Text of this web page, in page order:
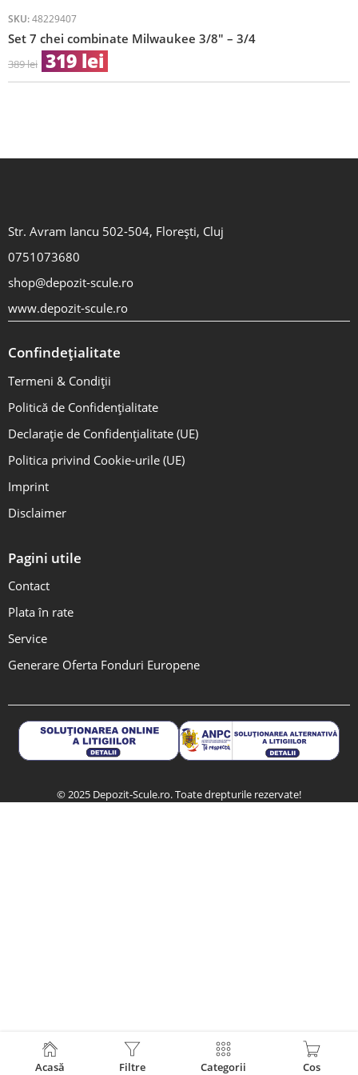
SKU: 48229407
Set 7 chei combinate Milwaukee 3/8″ – 3/4
389lei 319 lei
Str. Avram Iancu 502-504, Florești, Cluj
0751073680
shop@depozit-scule.ro
www.depozit-scule.ro
Confindețialitate
Termeni & Condiții
Politică de Confidențialitate
Declarație de Confidențialitate (UE)
Politica privind Cookie-urile (UE)
Imprint
Disclaimer
Pagini utile
Contact
Plata în rate
Service
Generare Oferta Fonduri Europene
© 2025 Depozit-Scule.ro. Toate drepturile rezervate!
Acasă Filtre Categorii Cos